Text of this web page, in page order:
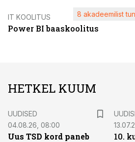
IT KOOLITUS
Power BI baaskoolitus
8 akadeemilist
HETKEL KUUM
UUDISED
04.08.26, 08:00
Uus TSD kord paneb
10.